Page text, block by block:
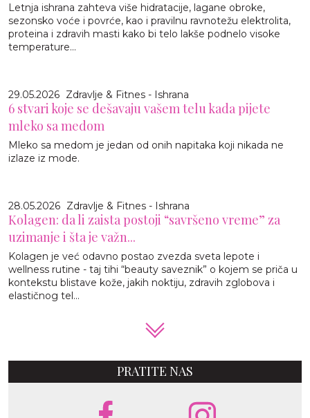
Letnja ishrana zahteva više hidratacije, lagane obroke,
sezonsko voće i povrće, kao i pravilnu ravnotežu elektrolita,
proteina i zdravih masti kako bi telo lakše podnelo visoke
temperature...
29.05.2026 Zdravlje & Fitnes - Ishrana
6 stvari koje se dešavaju vašem telu kada pijete
mleko sa medom
Mleko sa medom je jedan od onih napitaka koji nikada ne
izlaze iz mode.
28.05.2026 Zdravlje & Fitnes - Ishrana
Kolagen: da li zaista postoji “savršeno vreme” za
uzimanje i šta je važn...
Kolagen je već odavno postao zvezda sveta lepote i
wellness rutine - taj tihi “beauty saveznik” o kojem se priča u
kontekstu blistave kože, jakih noktiju, zdravih zglobova i
elastičnog tel...
PRATITE NAS